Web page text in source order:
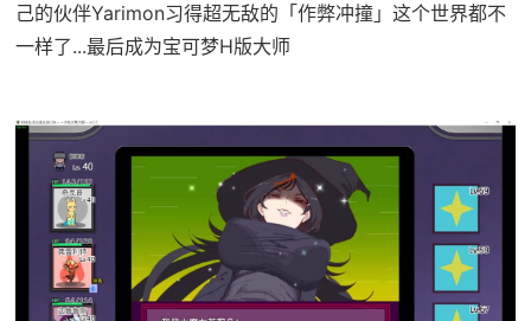
己的伙伴Yarimon习得超无敌的「作弊冲撞」这个世界都不
一样了...最后成为宝可梦H版大师